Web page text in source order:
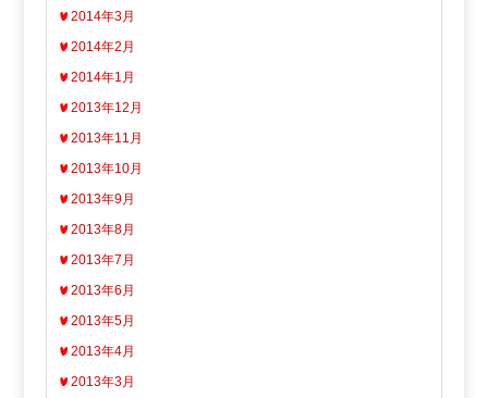
2014年3月
2014年2月
2014年1月
2013年12月
2013年11月
2013年10月
2013年9月
2013年8月
2013年7月
2013年6月
2013年5月
2013年4月
2013年3月